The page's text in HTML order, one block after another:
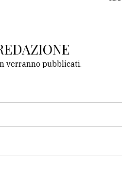
verranno pubblicati.